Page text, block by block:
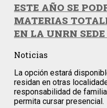
ESTE AÑO SE
MATERIAS
EN LA UNRN
Noticias
La opción estará
residan en otras
responsabilidad de
permita cursar presencial.